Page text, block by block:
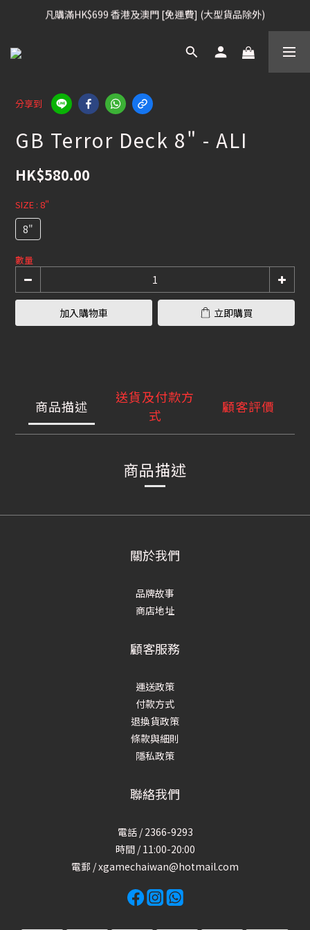
凡購滿HK$699 香港及澳門 [免運費] (大型貨品除外)
凡購滿HK$699 香港及澳門 [免運費] (大型貨品除外)
滑雪板, 固定器, 滑雪靴, 護目鏡 頭盔 , 85折 / 其他滑雪用品 75折
凡購滿HK$699 香港及澳門 [免運費] (大型貨品除外)
分享到
GB Terror Deck 8" - ALI
HK$580.00
SIZE : 8"
8"
數量
加入購物車 立即購買
商品描述
送貨及付款方
式
顧客評價
商品描述
關於我們
品牌故事
商店地址
顧客服務
運送政策
付款方式
退換貨政策
條款與細則
隱私政策
聯絡我們
電話 / 2366-9293
時間 / 11:00-20:00
電郵 / xgamechaiwan@hotmail.com